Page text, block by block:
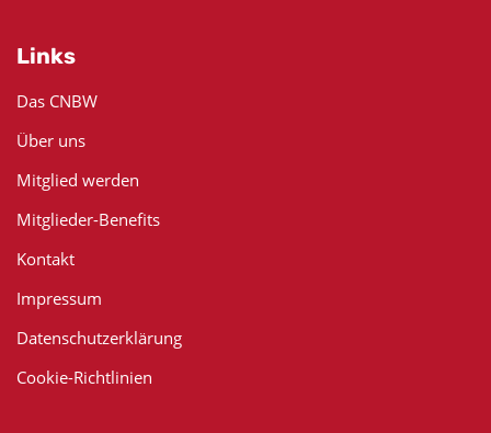
Links
Das CNBW
Über uns
Mitglied werden
Mitglieder-Benefits
Kontakt
Impressum
Datenschutzerklärung
Cookie-Richtlinien